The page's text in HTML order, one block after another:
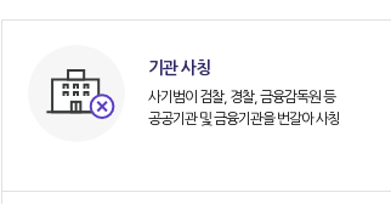
기관 사칭
사기범이 검찰, 경찰, 금융감독원 등
공공기관 및 금융기관을 번갈아 사칭